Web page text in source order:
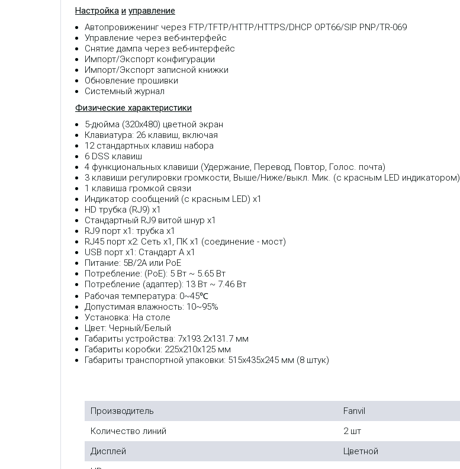
Настройка и управление
Автопровиженинг через FTP/TFTP/HTTP/HTTPS/DHCP OPT66/SIP PNP/TR-069
Управление через веб-интерфейс
Снятие дампа через веб-интерфейс
Импорт/Экспорт конфигурации
Импорт/Экспорт записной книжки
Обновление прошивки
Системный журнал
Физические характеристики
5-дюйма (320x480) цветной экран
Клавиатура: 26 клавиш, включая
12 стандартных клавиш набора
6 DSS клавиш
4 функциональных клавиши (Удержание, Перевод, Повтор, Голос. почта)
3 клавиши регулировки громкости, Выше/Ниже/выкл. Мик. (с красным LED индикатором)
1 клавиша громкой связи
Индикатор сообщений (с красным LED) x1
HD трубка (RJ9) x1
Стандартный RJ9 витой шнур x1
RJ9 порт x1: трубка x1
RJ45 порт x2: Сеть x1, ПК x1 (соединение - мост)
USB порт x1: Стандарт A x1
Питание: 5В/2A или PoE
Потребление: (PoE): 5 Вт ~ 5.65 Вт
Потребление (адаптер): 13 Вт ~ 7.46 Вт
Рабочая температура: 0~45℃
Допустимая влажность: 10~95%
Установка: На столе
Цвет: Черный/Белый
Габариты устройства: 7x193.2x131.7 мм
Габариты коробки: 225x210x125 мм
Габариты транспортной упаковки: 515x435x245 мм (8 штук)
Производитель
Fanvil
Количество линий
2 шт
Дисплей
Цветной